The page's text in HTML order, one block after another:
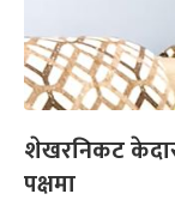
शेखरनिकट
पक्षमा